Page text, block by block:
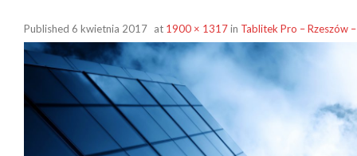
Published 6 kwietnia 2017 at 1900 × 1317in Tablitek Pro – Rzeszów